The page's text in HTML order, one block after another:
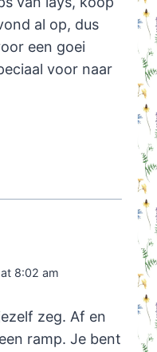
al op, dus
een goei
voor naar
8:02 am
zeg. Af en
ramp. Je bent